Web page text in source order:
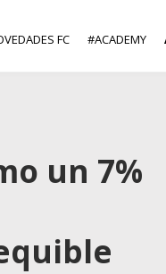
FC #ACADEMY
un 7%